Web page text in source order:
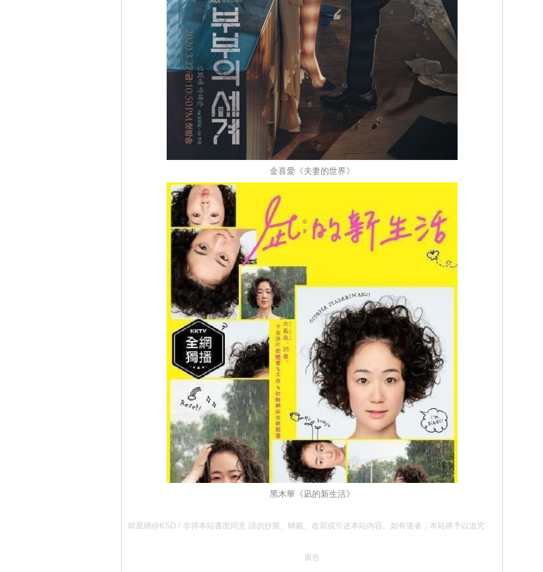
金喜愛《夫妻的世界》
黑木華《凪的新生活》
韓星網@KSD / 非得本站書面同意 請勿抄襲、轉載、改寫或引述本站內容。如有違者，本站將予以追究
廣告